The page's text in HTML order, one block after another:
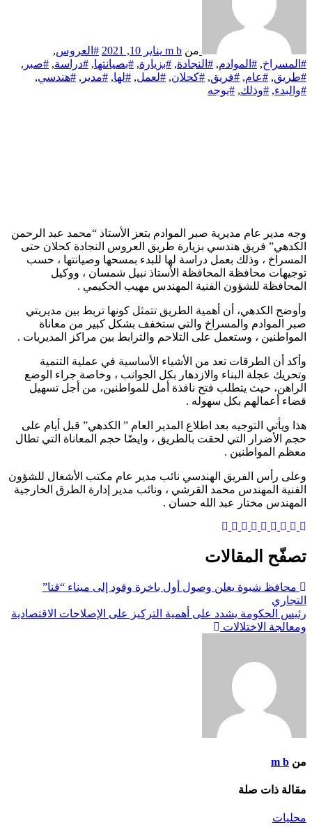
من m b يناير 10, 2021 #العروس,
#المسراخ, #الموادم, #النجادة, #بزيارة, #بصيانتها, #دراسة, #صبر ,
#طريق, #عام, #فريق, #كحلان, #لعمل, #لها, #مدير , #هندسي,
#والبدء, #وذلك, #يوجه
وجه مدير عام مديرية صبر الموادم بتعز الأستاذ “محمد عبد الرحمن
الكدهي” فريق هندسي بزيارة طريق العروس النجادة كحلان حتى
المسراخ ، وذلك بعمل دراسة لها للبدء بمسحها وصيانتها ، حسب
توجيهات محافظة المحافظة الأستاذ نبيل شمسان ، ووكيل
المحافظة للشؤون الفنية المهندس مهيب الحكيمي .
وأوضح الكدهي، أن أهمية الطريق تتمثل كونها تربط بين مديريتي
صبر الموادم والمسراخ والتي ستخفف بشكل كبير من معاناة
المواطنين ، وستعمل على التلاحم والترابط بين مراكز المديريات .
وأكد أن الطرقات تعد من الأشياء الأساسية في عملية التنمية
وتحريك عجلة البناء والازدهار بكل الجوانب ، وخاصة جراء الوضع
الراهن، حيث يتطلب فتح نافذة أمل للمواطنين، من أجل تسهيل
قضاء أعمالهم بكل سهوله .
هذا ويأتي التوجيه بعد اطلاع المدير العام ” الكدهي” قبل أيام على
حجم الأضرار التي لحقت بالطريق ، وايضًا حجم المعاناة التي تطال
معظم المواطنين .
وعلى رأس الفريق الهندسي نائب مدير عام مكتب الأشغال للشؤون
الفنية المهندس محمد القرشي ، ونائب مدير إدارة الطرق الخارجية
المهندس مختار عبد الله حسان .
تصفّح المقالات
محافظ شبوة يعلن وصول أول باخرة وقود إلى ميناء “قنا”
التجاري
رئيس الحكومة يشدد على أهمية التركيز على الإصلاحات الاقتصادية
ومعالجة الاختلالات
من m b
مقالة ذات صلة
محليات